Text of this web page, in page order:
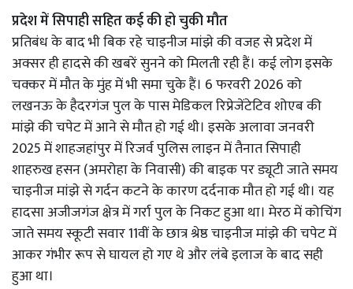
प्रदेश में सिपाही सहित कई की हो चुकी मौत
प्रतिबंध के बाद भी बिक रहे चाइनीज मांझे की वजह से प्रदेश में
अक्सर ही हादसे की खबरें सुनने को मिलती रही हैं। कई लोग इसके
चक्कर में मौत के मुंह में भी समा चुके हैं। 6 फरवरी 2026 को
लखनऊ के हैदरगंज पुल के पास मेडिकल रिप्रेजेंटेटिव शोएब की
मांझे की चपेट में आने से मौत हो गई थी। इसके अलावा जनवरी
2025 में शाहजहांपुर में रिजर्व पुलिस लाइन में तैनात सिपाही
शाहरुख हसन (अमरोहा के निवासी) की बाइक पर ड्यूटी जाते समय
चाइनीज मांझे से गर्दन कटने के कारण दर्दनाक मौत हो गई थी। यह
हादसा अजीजगंज क्षेत्र में गर्रा पुल के निकट हुआ था। मेरठ में कोचिंग
जाते समय स्कूटी सवार 11वीं के छात्र श्रेष्ठ चाइनीज मांझे की चपेट में
आकर गंभीर रूप से घायल हो गए थे और लंबे इलाज के बाद सही
हुआ था।